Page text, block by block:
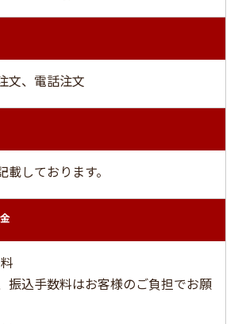
文、電話注文
しております。
振込手数料はお客様のご負担でお願